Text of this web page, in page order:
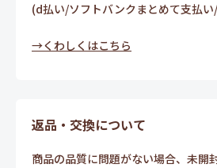
(d払い/ソフトバンクまとめて支払
→くわしくはこちら
返品・交換について
商品の品質に問題がない場合、未開